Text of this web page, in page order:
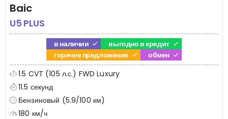
Baic
U5 PLUS
в наличии
выгодно в кредит
горячее предложение
обмен
1.5 CVT (105 л.с.) FWD Luxury
11.5 секунд
Бензиновый (5.9/100 км)
180 км/ч